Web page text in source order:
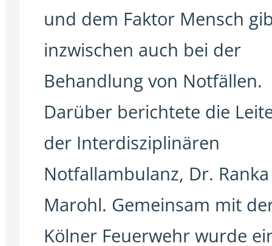
und dem Faktor Mensch
inzwischen auch bei der
Behandlung von Notfällen.
Darüber berichtete die
der Interdisziplinären
Notfallambulanz, Dr. Ranka
Marohl. Gemeinsam mit
Kölner Feuerwehr wurde